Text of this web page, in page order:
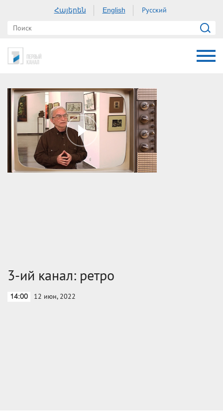
Հայերեն English Русский
3-ий канал: ретро
14:00 12 июн, 2022